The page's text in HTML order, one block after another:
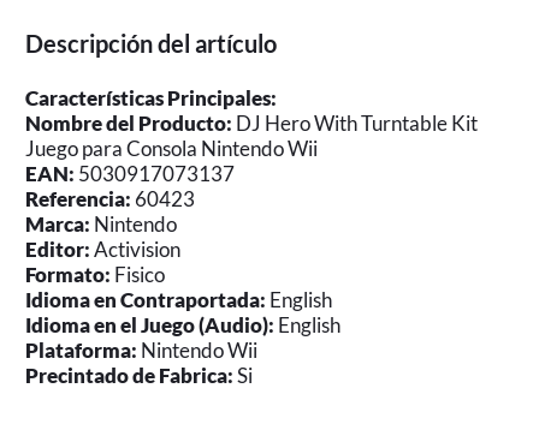
Descripción del artículo
Características Principales:
Nombre del Producto: DJ Hero With Turntable Kit
Juego para Consola Nintendo Wii
EAN: 5030917073137
Referencia: 60423
Marca: Nintendo
Editor:Activision
Formato: Fisico
Idioma en Contraportada: English
Idioma en el Juego (Audio): English
Plataforma: Nintendo Wii
Precintado de Fabrica:Si